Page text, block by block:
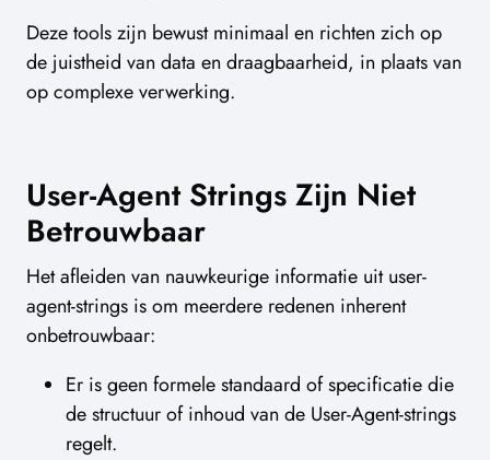
Deze tools zijn bewust minimaal en richten zich op
de juistheid van data en draagbaarheid, in plaats van
op complexe verwerking.
User-Agent Strings Zijn Niet
Betrouwbaar
Het afleiden van nauwkeurige informatie uit user-
agent-strings is om meerdere redenen inherent
onbetrouwbaar:
Er is geen formele standaard of specificatie die
de structuur of inhoud van de User-Agent-strings
regelt.